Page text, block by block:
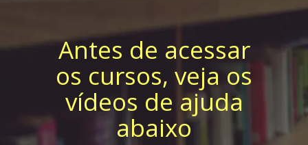
Antes de acessar
os cursos, veja os
vídeos de ajuda
abaixo